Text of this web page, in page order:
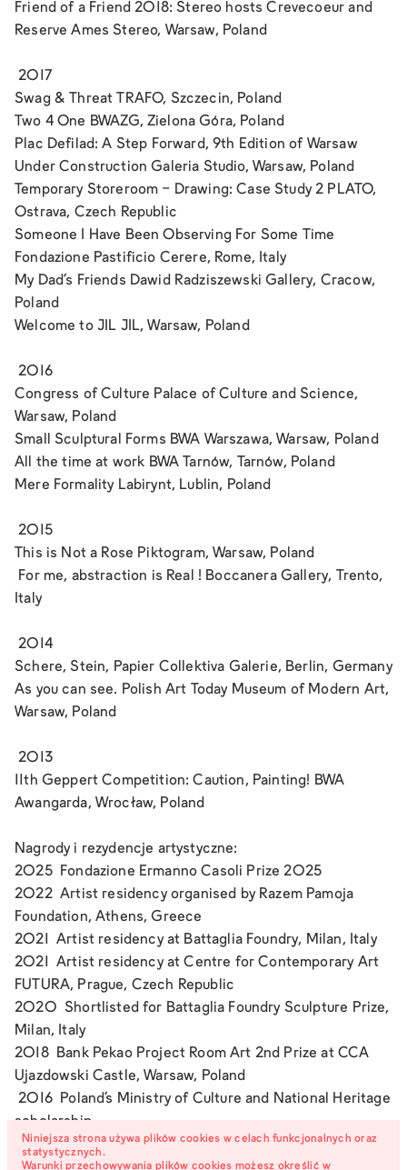
Friend of a Friend 2018: Stereo hosts Crevecoeur and
Reserve AmesStereo, Warsaw, Poland
2017
Swag & Threat TRAFO, Szczecin, Poland
Two 4 One BWAZG, Zielona Góra, Poland
Plac Defilad: A Step Forward, 9th Edition of Warsaw
Under Construction Galeria Studio, Warsaw, Poland
Temporary Storeroom - Drawing: Case Study 2 PLATO,
Ostrava, Czech Republic
Someone I Have Been Observing For Some Time
Fondazione Pastificio Cerere, Rome, Italy
My Dad's Friends Dawid Radziszewski Gallery, Cracow,
Poland
Welcome to JIL JIL, Warsaw, Poland
2016
Congress of Culture Palace of Culture and Science,
Warsaw, Poland
Small Sculptural Forms BWA Warszawa, Warsaw, Poland
All the time at work BWA Tarnów, Tarnów, Poland
Mere Formality Labirynt, Lublin, Poland
2015
This is Not a Rose Piktogram, Warsaw, Poland
For me, abstraction is Real ! Boccanera Gallery, Trento,
Italy
2014
Schere, Stein, Papier Collektiva Galerie, Berlin, Germany
As you can see. Polish Art Today Museum of Modern Art,
Warsaw, Poland
2013
11th Geppert Competition: Caution, Painting! BWA
Awangarda, Wrocław, Poland
Nagrody i rezydencje artystyczne:
2025 Fondazione Ermanno Casoli Prize 2025
2022 Artist residency organised by Razem Pamoja
Foundation, Athens, Greece
2021 Artist residency at Battaglia Foundry, Milan, Italy
2021 Artist residency at Centre for Contemporary Art
FUTURA, Prague, Czech Republic
2020 Shortlisted for Battaglia Foundry Sculpture Prize,
Milan, Italy
2018 Bank Pekao Project Room Art 2nd Prize at CCA
Ujazdowski Castle, Warsaw, Poland
2016 Poland‘s Ministry of Culture and National Heritage
scholarship
2013 Grand Prix - Geppert Competition for Young
Niniejsza strona używa plików cookies w celach funkcjonalnych oraz
statystycznych.
Warunki przechowywania plików cookies możesz określić w